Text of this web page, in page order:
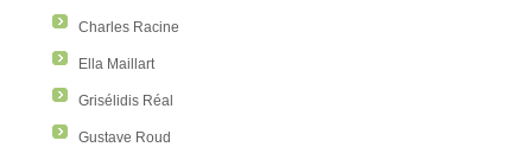
Charles Racine
Ella Maillart
Grisélidis Réal
Gustave Roud